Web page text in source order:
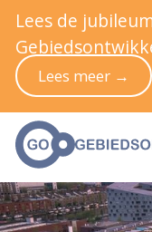
Lees de
Lees meer →